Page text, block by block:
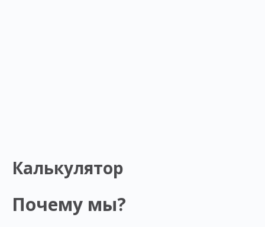
Калькулятор
Почему мы?